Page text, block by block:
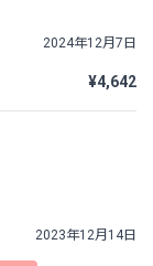
¥4,642
2024年12月7日
2023年12月14日